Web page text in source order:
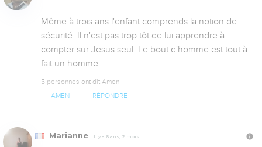
Même à trois ans l'enfant comprends la notion de
sécurité. Il n'est pas trop tôt de lui apprendre à
compter sur Jesus seul. Le bout d'homme est tout à
fait un homme.
5 personnes ont dit Amen
AMEN RÉPONDRE
Marianne Il y a 6 ans, 2 mois